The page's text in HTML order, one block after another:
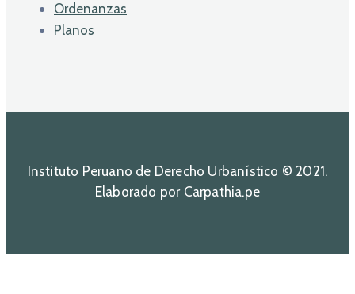
Ordenanzas
Planos
Instituto Peruano de Derecho Urbanístico © 2021.
Elaborado por Carpathia.pe